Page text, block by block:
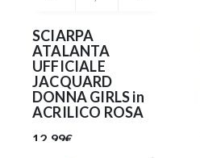
SCIARPA
ATALANTA
UFFICIALE
JACQUARD
DONNA GIRLS in
ACRILICO ROSA
12.99€